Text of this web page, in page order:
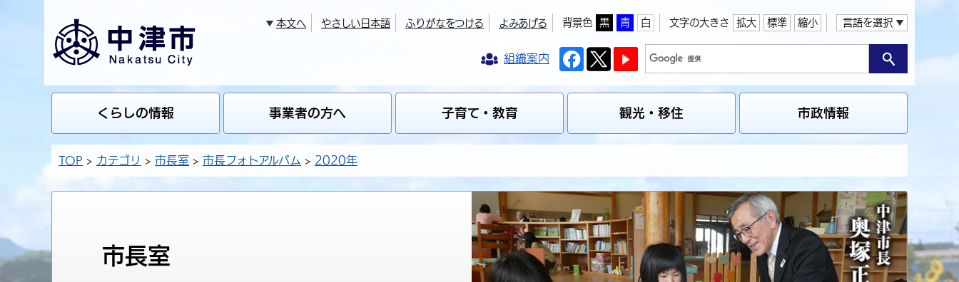
本文へ やさしい日本語 ふりがなをつける よみあげる 背景色 黒 青 白 文字の大きさ 拡大 標準 縮小 言語を選択
組織案内
くらしの情報 事業者の方へ 子育て・教育 観光・移住 市政情報
TOP カテゴリ 市長室 市長フォトアルバム 2020年
市長室